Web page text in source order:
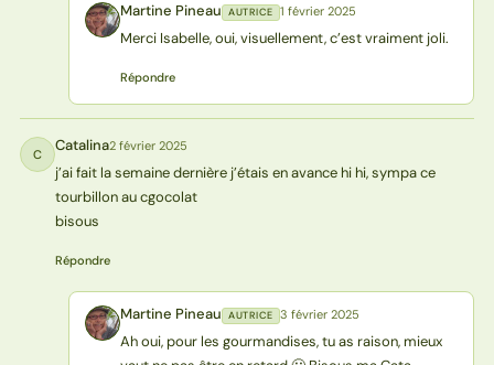
MP Martine Pineau AUTRICE 1 février 2025
Merci Isabelle, oui, visuellement, c’est vraiment joli.
Répondre
C Catalina2 février 2025
j’ai fait la semaine dernière j’étais en avance hi hi, sympa ce
tourbillon au cgocolat
bisous
Répondre
MP Martine Pineau AUTRICE 3 février 2025
Ah oui, pour les gourmandises, tu as raison, mieux